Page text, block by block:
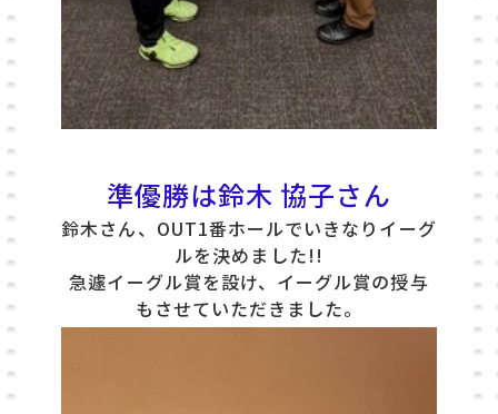
準優勝は鈴木 協子さん
鈴木さん、OUT1番ホールでいきなりイーグ
ルを決めました!!
急遽イーグル賞を設け、イーグル賞の授与
もさせていただきました。